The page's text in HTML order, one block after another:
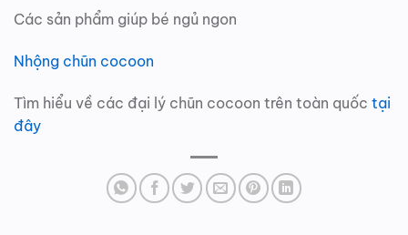
Các sản phẩm giúp bé ngủ ngon
Nhộng chũn cocoon
Tìm hiểu về các đại lý chũn cocoon trên toàn quốc tại
đây